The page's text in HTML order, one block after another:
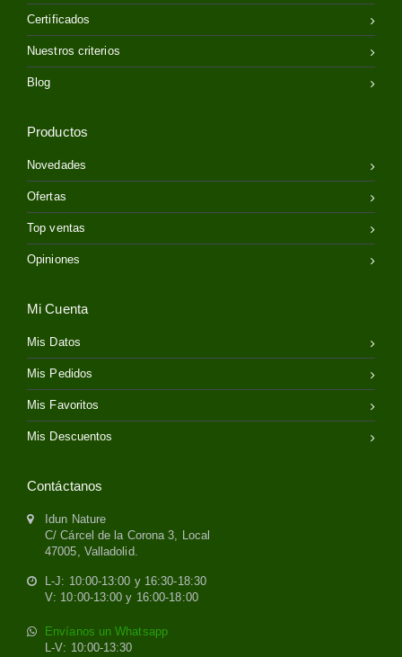
Certificados
Nuestros criterios
Blog
Productos
Novedades
Ofertas
Top ventas
Opiniones
Mi Cuenta
Mis Datos
Mis Pedidos
Mis Favoritos
Mis Descuentos
Contáctanos
Idun Nature
C/ Cárcel de la Corona 3, Local
47005, Valladolid.
L-J: 10:00-13:00 y 16:30-18:30
V: 10:00-13:00 y 16:00-18:00
Envíanos un Whatsapp
L-V: 10:00-13:30